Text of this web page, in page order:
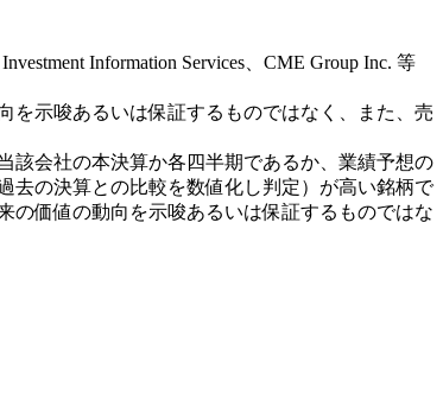
Information Services、CME Group Inc. 等
を示唆あるいは保証するものではなく、また、売
該会社の本決算か各四半期であるか、業績予想の
去の決算との比較を数値化し判定）が高い銘柄で
の価値の動向を示唆あるいは保証するものではな